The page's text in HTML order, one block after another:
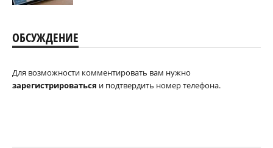
ОБСУЖДЕНИЕ
Для возможности комментировать вам нужно
зарегистрироваться и подтвердить номер телефона.